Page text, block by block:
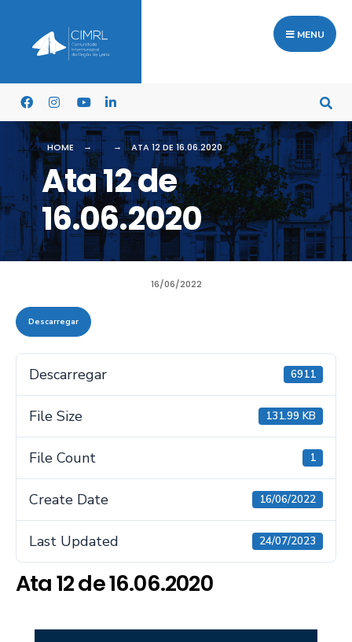
MENU
HOME ATA 12 DE 16.06.2020
Ata 12 de
16.06.2020
16/06/2022
Descarregar
Descarregar 6911
File Size 131.99 KB
File Count 1
Create Date 16/06/2022
Last Updated 24/07/2023
Ata 12 de 16.06.2020